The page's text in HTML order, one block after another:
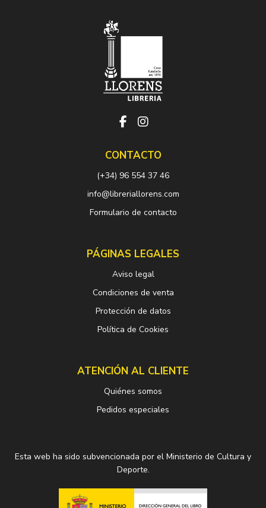
CONTACTO
(+34) 96 554 37 46
info@libreriallorens.com
Formulario de contacto
PÁGINAS LEGALES
Aviso legal
Condiciones de venta
Protección de datos
Política de Cookies
ATENCIÓN AL CLIENTE
Quiénes somos
Pedidos especiales
Esta web ha sido subvencionada por el Ministerio de Cultura y
Deporte.